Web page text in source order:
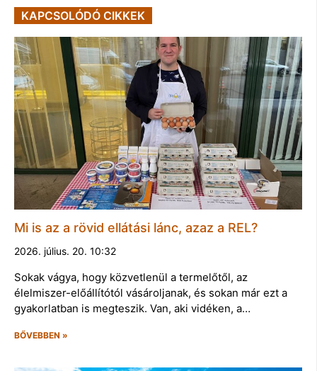
KAPCSOLÓDÓ CIKKEK
Mi is az a rövid ellátási lánc, azaz a REL?
2026. július. 20. 10:32
Sokak vágya, hogy közvetlenül a termelőtől, az
élelmiszer-előállítótól vásároljanak, és sokan már ezt a
gyakorlatban is megteszik. Van, aki vidéken, a…
BŐVEBBEN »